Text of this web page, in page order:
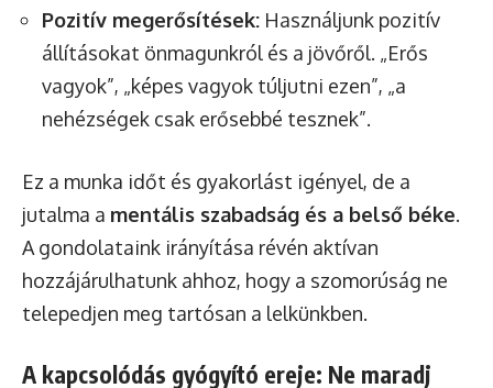
Pozitív megerősítések: Használjunk pozitív
állításokat önmagunkról és a jövőről. „Erős
vagyok”, „képes vagyok túljutni ezen”, „a
nehézségek csak erősebbé tesznek”.
Ez a munka időt és gyakorlást igényel, de a
jutalma a mentális szabadság és a belső béke.
A gondolataink irányítása révén aktívan
hozzájárulhatunk ahhoz, hogy a szomorúság ne
telepedjen meg tartósan a lelkünkben.
A kapcsolódás gyógyító ereje: Ne maradj